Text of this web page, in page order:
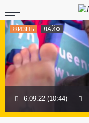
ЖИЗНЬ ЛАЙФ
6.09.22 (10:44)